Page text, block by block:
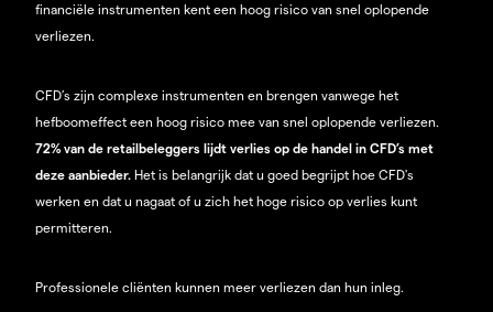
financiële instrumenten kent een hoog risico van snel oplopende
verliezen.
CFD’s zijn complexe instrumenten en brengen vanwege het
hefboomeffect een hoog risico mee van snel oplopende verliezen.
72% van de retailbeleggers lijdt verlies op de handel in CFD’s met
deze aanbieder. Het is belangrijk dat u goed begrijpt hoe CFD's
werken en dat u nagaat of u zich het hoge risico op verlies kunt
permitteren.
Professionele cliënten kunnen meer verliezen dan hun inleg.